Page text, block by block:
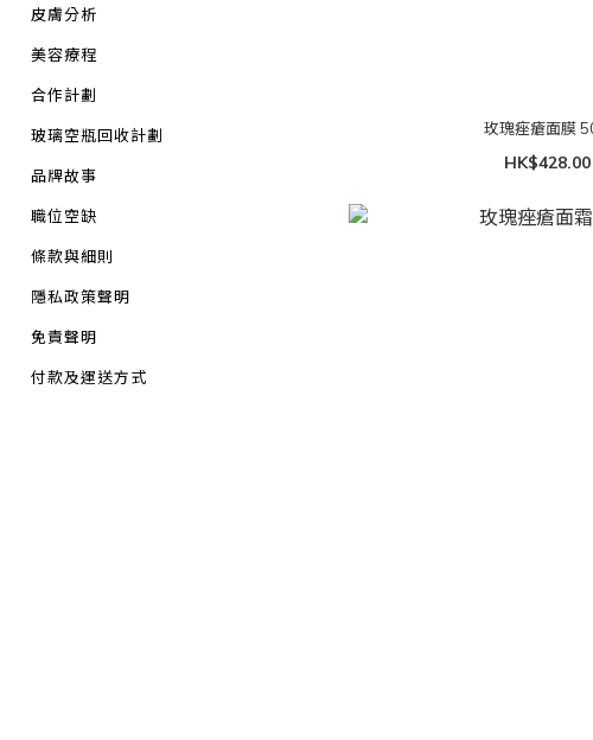
皮膚分析
美容療程
合作計劃
玻璃空瓶回收計劃
品牌故事
職位空缺
條款與細則
隱私政策聲明
免責聲明
付款及運送方式
玫瑰痤瘡面膜
HK$428.00